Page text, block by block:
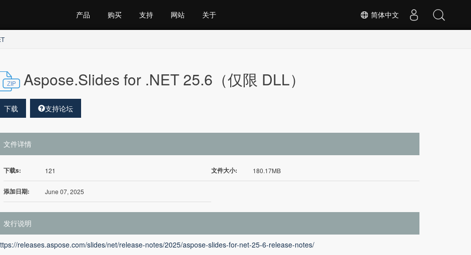
简体中文
产品 购买 支持 网站 关于
Aspose.Slides for .NET 25.6（仅限 DLL）
下载 支持论坛
文件详情
下载s: 121 文件大小: 180.17MB
添加日期: June 07, 2025
发行说明
releases.aspose.com/slides/net/release-notes/2025/aspose-slides-for-net-25-6-release-notes/